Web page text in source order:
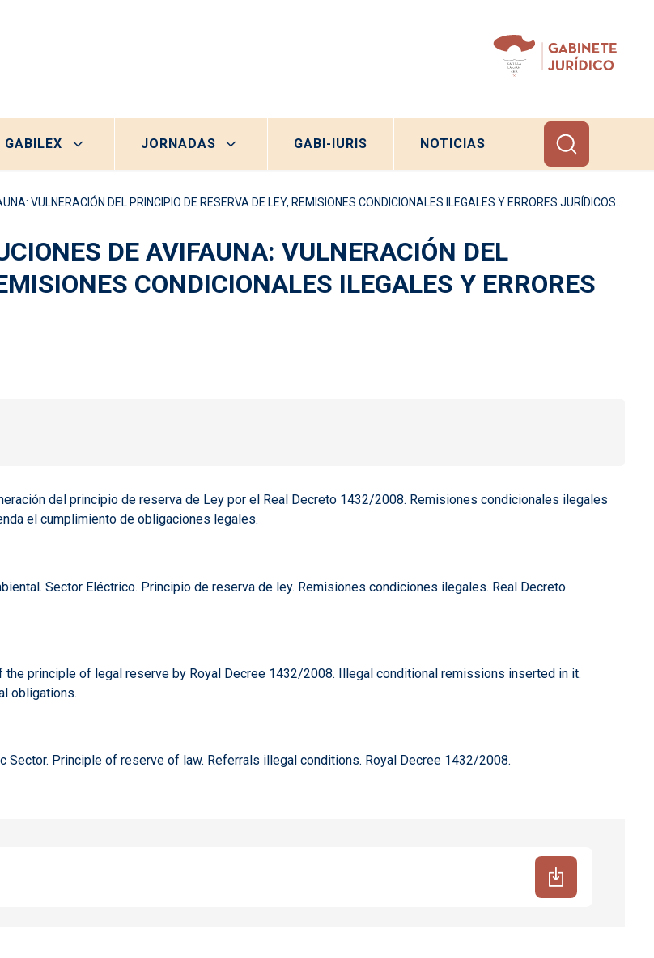
GABILEX JORNADAS GABI-IURIS NOTICIAS
DEL PRINCIPIO DE RESERVA DE LEY, REMISIONES CONDICIONALES ILEGALES Y ERRORES JURÍDICOS DE JUZGADOS
DE AVIFAUNA: VULNERACIÓN DEL
CONDICIONALES ILEGALES Y ERRORES
del principio de reserva de Ley por el Real Decreto 1432/2008. Remisiones condicionales ilegales
el cumplimiento de obligaciones legales.
Sector Eléctrico. Principio de reserva de ley. Remisiones condiciones ilegales. Real Decreto
principle of legal reserve by Royal Decree 1432/2008. Illegal conditional remissions inserted in it.
obligations.
Principle of reserve of law. Referrals illegal conditions. Royal Decree 1432/2008.